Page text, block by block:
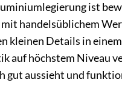
ist
handelsüblichem
kleinen Details in
auf höchstem Niveau
gut aussieht und